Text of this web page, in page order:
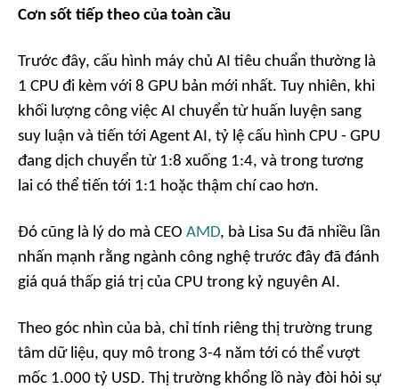
Cơn sốt tiếp theo của toàn cầu
Trước đây, cấu hình máy chủ AI tiêu chuẩn thường là
1 CPU đi kèm với 8 GPU bản mới nhất. Tuy nhiên, khi
khối lượng công việc AI chuyển từ huấn luyện sang
suy luận và tiến tới Agent AI, tỷ lệ cấu hình CPU - GPU
đang dịch chuyển từ 1:8 xuống 1:4, và trong tương
lai có thể tiến tới 1:1 hoặc thậm chí cao hơn.
Đó cũng là lý do mà CEO AMD, bà Lisa Su đã nhiều lần
nhấn mạnh rằng ngành công nghệ trước đây đã đánh
giá quá thấp giá trị của CPU trong kỷ nguyên AI.
Theo góc nhìn của bà, chỉ tính riêng thị trường trung
tâm dữ liệu, quy mô trong 3-4 năm tới có thể vượt
mốc 1.000 tỷ USD. Thị trường khổng lồ này đòi hỏi sự